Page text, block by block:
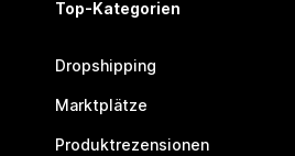
Top-Kategorien
Dropshipping
Marktplätze
Produktrezensionen